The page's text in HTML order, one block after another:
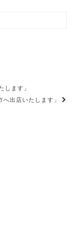
します」
へ出店いたします」